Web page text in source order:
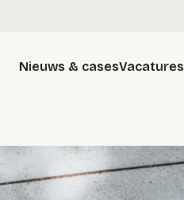
Nieuws & casesVacatures